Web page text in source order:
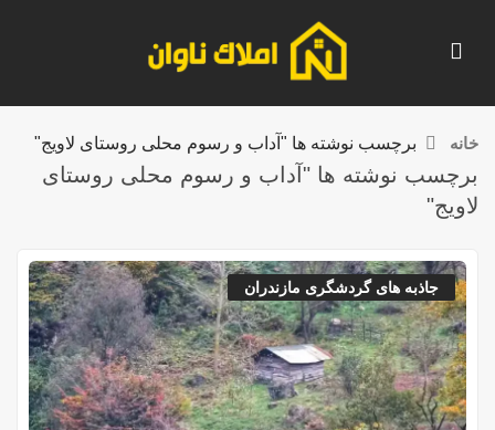
خانه برچسب نوشته ها "آداب و رسوم محلی روستای لاویج"
برچسب نوشته ها "آداب و رسوم محلی روستای
لاویج"
جاذبه های گردشگری مازندران